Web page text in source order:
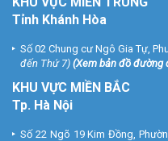
Tỉnh Khánh Hòa
Số 02 Chung cư Ngô Gia Tự,
đến Thứ 7) (Xem bản đồ đường
KHU VỰC MIỀN BẮC
Tp. Hà Nội
Số 22 Ngõ 19 Kim Đồng,